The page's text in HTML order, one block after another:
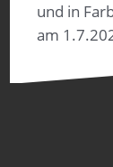
und in
am